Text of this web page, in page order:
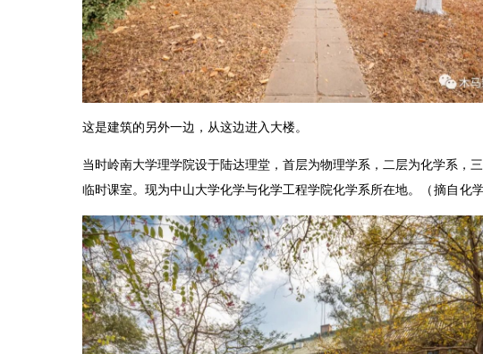
这是建筑的另外一边，从这边进入大楼。
当时岭南大学理学院设于陆达理堂，首层为物理学系，二层为化学系，
临时课室。现为中山大学化学与化学工程学院化学系所在地。
（摘自化